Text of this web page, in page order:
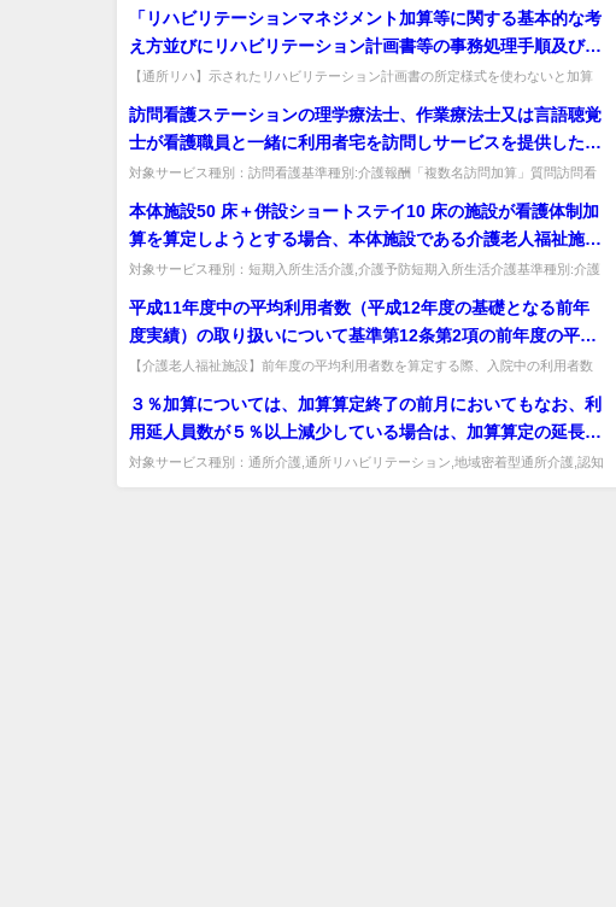
「リハビリテーションマネジメント加算等に関する基本的な考
え方並びにリハビリテーション計画書等の事務処理手順及び様
式例の提示について」に示されたリハビリテーション計画書の
マネジメント加算や社会参加支援加算等を算定することができ
ないのか。
【通所リハ】示されたリハビリテーション計画書の所定様式を使わないと加算
訪問看護ステーションの理学療法士、作業療法士又は言語聴覚
士が看護職員と一緒に利用者宅を訪問しサービスを提供した場
合に、基本サービス費はいずれの職種の報酬を算定するのか。
対象サービス種別：訪問看護基準種別:介護報酬「複数名訪問加算」質問訪問看
本体施設50 床＋併設ショートステイ10 床の施設が看護体制加
算を算定しようとする場合、本体施設である介護老人福祉施設
については31 人～50人規模の単位数を算定できるのか。
対象サービス種別：短期入所生活介護,介護予防短期入所生活介護基準種別:介護
平成11年度中の平均利用者数（平成12年度の基礎となる前年
度実績）の取り扱いについて基準第12条第2項の前年度の平均
値を算定する際に、平成11年度にあっては、入院期間中の利用
てよいか。
【介護老人福祉施設】前年度の平均利用者数を算定する際、入院中の利用者数
３％加算については、加算算定終了の前月においてもなお、利
用延人員数が５％以上減少している場合は、加算算定の延長を
希望する理由を添えて、加算算定延長の届出を行うこととなっ
ているが、どのような理由があげられている場合に加算算定延
対象サービス種別：通所介護,通所リハビリテーション,地域密着型通所介護,認知